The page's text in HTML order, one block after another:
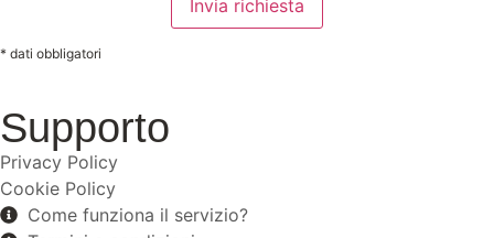
* dati obbligatori
Supporto
Privacy Policy
Cookie Policy
Come funziona il servizio?